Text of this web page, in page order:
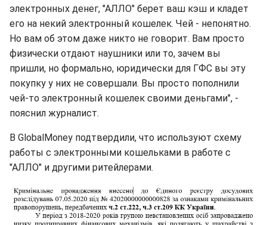
электронных денег, "АЛЛО" берет ваш кэш и кладет
его на некий электронный кошелек. Чей - непонятно.
Но вам об этом даже никто не говорит. Вам просто
физически отдают наушники или то, зачем вы
пришли, но формально, юридически для ГФС вы эту
покупку у них не совершали. Вы просто пополнили
чей-то электронный кошелек своими деньгами", -
пояснил журналист.
В GlobalMoney подтвердили, что используют схему
работы с электронными кошельками в работе с
"АЛЛО" и другими ритейлерами.